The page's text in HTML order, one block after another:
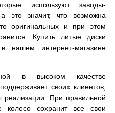
используют заводы-
это значит, что возможна
оригинальных и при этом
Купить литые диски
интернет-магазине
в высоком качестве
своих клиентов,
реализации. При правильной
колесо сохранит все свои